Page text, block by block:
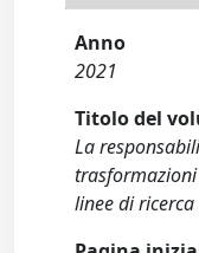
Anno
2021
Titolo del
La
linee di